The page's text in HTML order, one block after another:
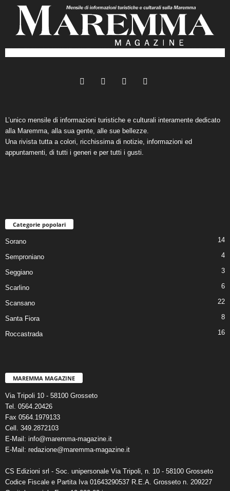
L’unico mensile di informazioni turistiche e culturali interamente dedicato
alla Maremma, alla sua gente, alle sue bellezze.
Una rivista tutta a colori, ricchissima di notizie, informazioni ed
appuntamenti, di tutti i generi e per tutti i gusti.
Categorie popolari
Sorano 14
Semproniano 4
Seggiano 3
Scarlino 6
Scansano 22
Santa Fiora 8
Roccastrada 16
MAREMMA MAGAZINE
Via Tripoli 10 - 58100 Grosseto
Tel. 0564.20426
Fax 0564.1979133
Cell. 349.2872103
E-Mail: info@maremma-magazine.it
E-Mail: redazione@maremma-magazine.it
CS Edizioni srl - Soc. unipersonale Via Tripoli, n. 10 - 58100 Grosseto
Codice Fiscale e Partita Iva 01643290537 R.E.A. Grosseto n. 209227